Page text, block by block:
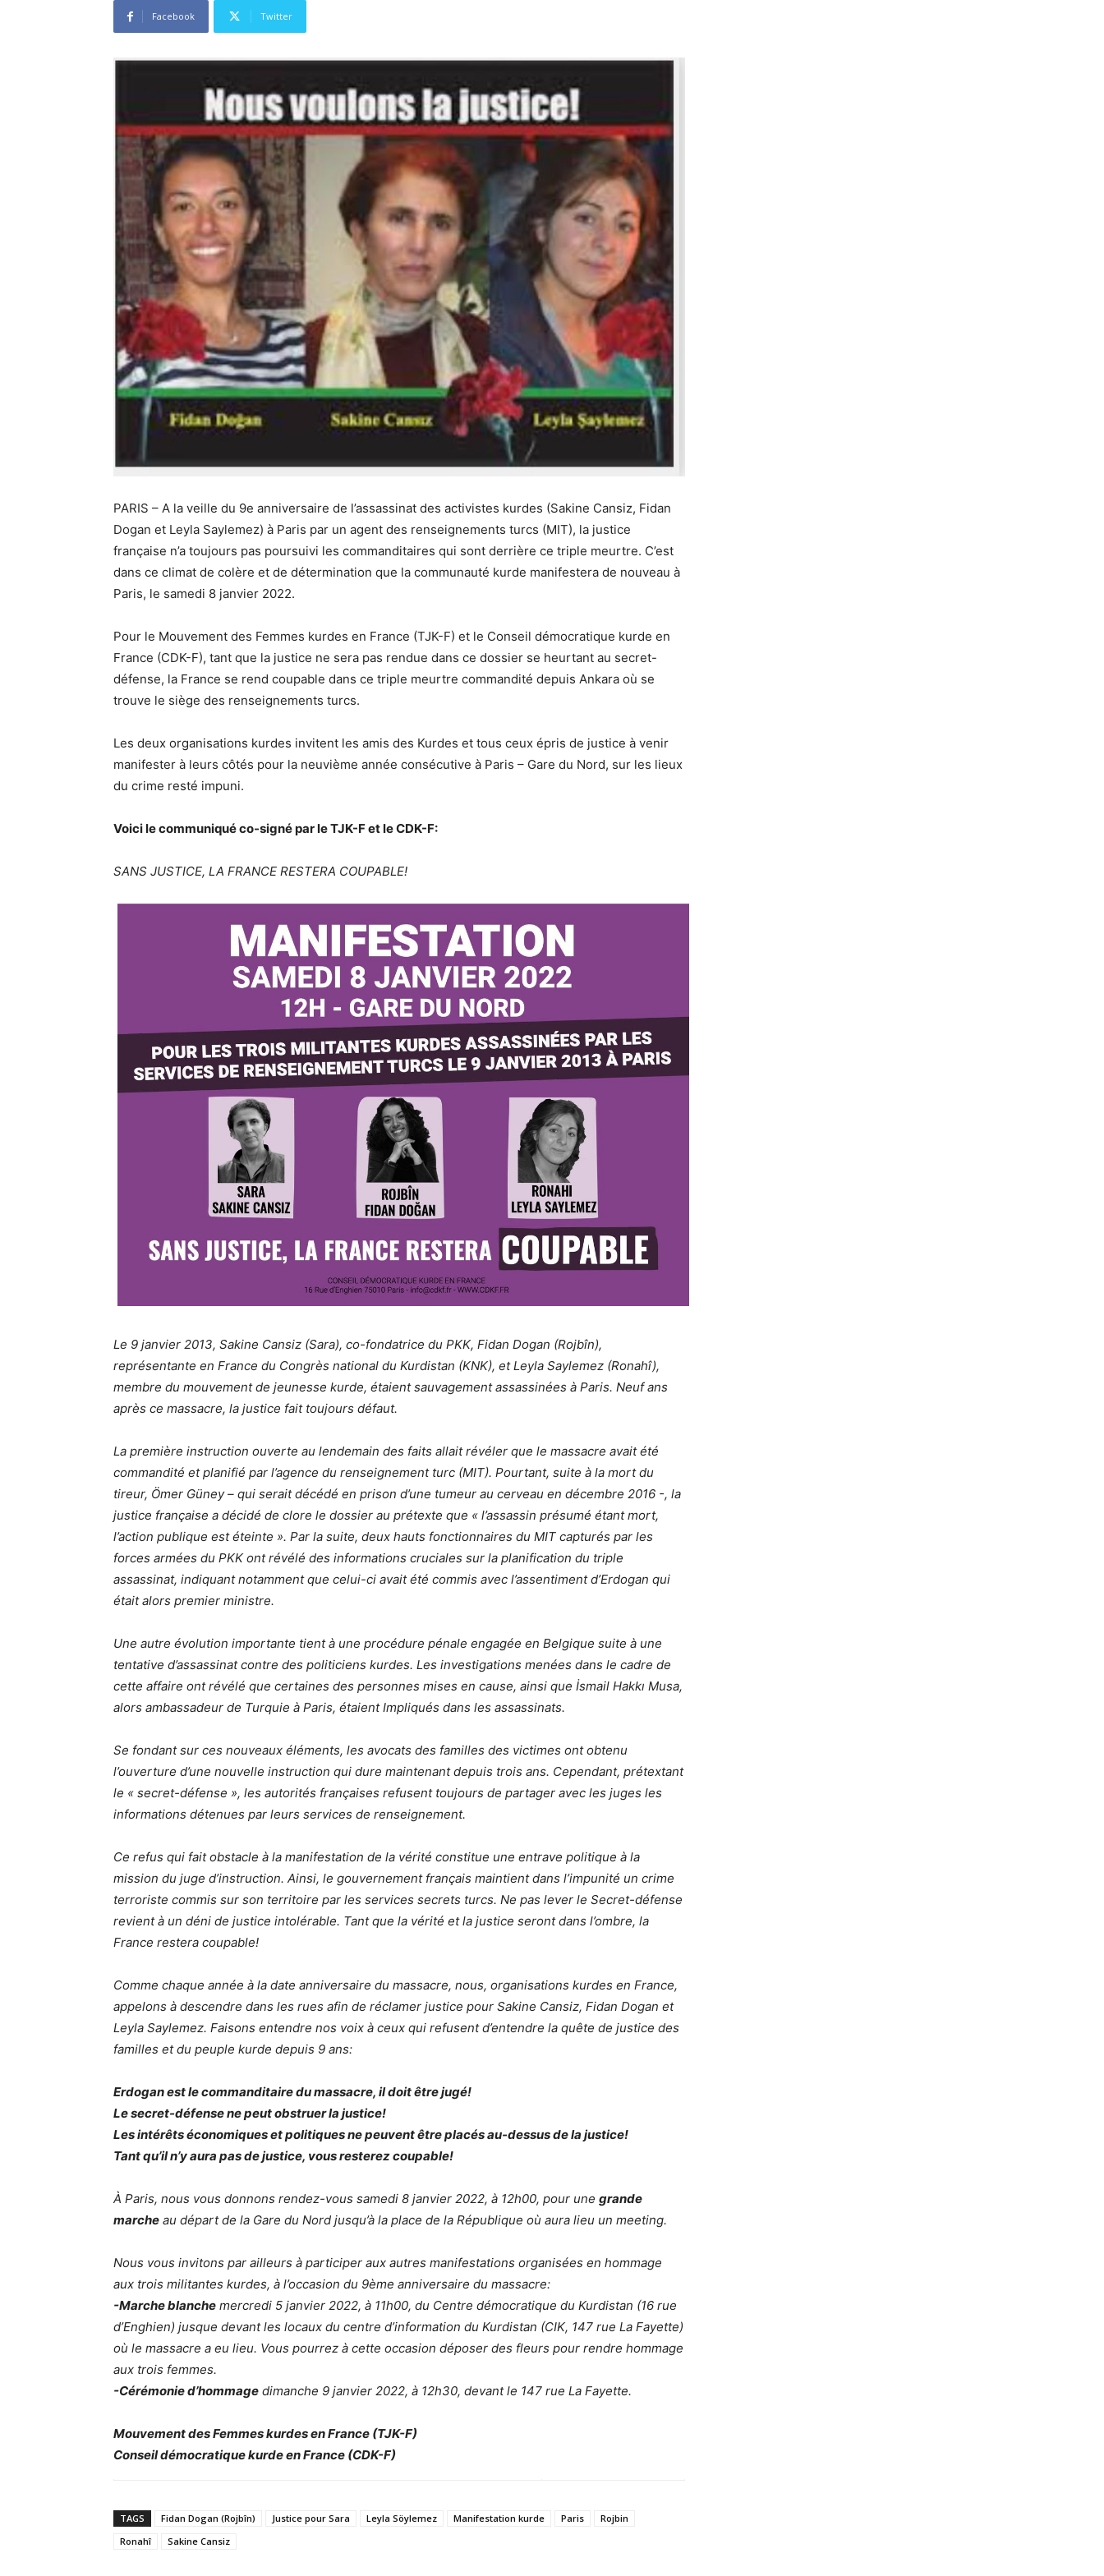
Facebook Twitter
PARIS – A la veille du 9e anniversaire de l’assassinat des activistes kurdes (Sakine Cansiz, Fidan
Dogan et Leyla Saylemez) à Paris par un agent des renseignements turcs (MIT), la justice
française n’a toujours pas poursuivi les commanditaires qui sont derrière ce triple meurtre. C’est
dans ce climat de colère et de détermination que la communauté kurde manifestera de nouveau à
Paris, le samedi 8 janvier 2022.
Pour le Mouvement des Femmes kurdes en France (TJK-F) et le Conseil démocratique kurde en
France (CDK-F), tant que la justice ne sera pas rendue dans ce dossier se heurtant au secret-
défense, la France se rend coupable dans ce triple meurtre commandité depuis Ankara où se
trouve le siège des renseignements turcs.
Les deux organisations kurdes invitent les amis des Kurdes et tous ceux épris de justice à venir
manifester à leurs côtés pour la neuvième année consécutive à Paris – Gare du Nord, sur les lieux
du crime resté impuni.
Voici le communiqué co-signé par le TJK-F et le CDK-F:
SANS JUSTICE, LA FRANCE RESTERA COUPABLE!
Le 9 janvier 2013, Sakine Cansiz (Sara), co-fondatrice du PKK, Fidan Dogan (Rojbîn),
représentante en France du Congrès national du Kurdistan (KNK), et Leyla Saylemez (Ronahî),
membre du mouvement de jeunesse kurde, étaient sauvagement assassinées à Paris. Neuf ans
après ce massacre, la justice fait toujours défaut.
La première instruction ouverte au lendemain des faits allait révéler que le massacre avait été
commandité et planifié par l’agence du renseignement turc (MIT). Pourtant, suite à la mort du
tireur, Ömer Güney – qui serait décédé en prison d’une tumeur au cerveau en décembre 2016 -, la
justice française a décidé de clore le dossier au prétexte que « l’assassin présumé étant mort,
l’action publique est éteinte ». Par la suite, deux hauts fonctionnaires du MIT capturés par les
forces armées du PKK ont révélé des informations cruciales sur la planification du triple
assassinat, indiquant notamment que celui-ci avait été commis avec l’assentiment d’Erdogan qui
était alors premier ministre.
Une autre évolution importante tient à une procédure pénale engagée en Belgique suite à une
tentative d’assassinat contre des politiciens kurdes. Les investigations menées dans le cadre de
cette affaire ont révélé que certaines des personnes mises en cause, ainsi que İsmail Hakkı Musa,
alors ambassadeur de Turquie à Paris, étaient Impliqués dans les assassinats.
Se fondant sur ces nouveaux éléments, les avocats des familles des victimes ont obtenu
l’ouverture d’une nouvelle instruction qui dure maintenant depuis trois ans. Cependant, prétextant
le « secret-défense », les autorités françaises refusent toujours de partager avec les juges les
informations détenues par leurs services de renseignement.
Ce refus qui fait obstacle à la manifestation de la vérité constitue une entrave politique à la
mission du juge d’instruction. Ainsi, le gouvernement français maintient dans l’impunité un crime
terroriste commis sur son territoire par les services secrets turcs. Ne pas lever le Secret-défense
revient à un déni de justice intolérable. Tant que la vérité et la justice seront dans l’ombre, la
France restera coupable!
Comme chaque année à la date anniversaire du massacre, nous, organisations kurdes en France,
appelons à descendre dans les rues afin de réclamer justice pour Sakine Cansiz, Fidan Dogan et
Leyla Saylemez. Faisons entendre nos voix à ceux qui refusent d’entendre la quête de justice des
familles et du peuple kurde depuis 9 ans:
Erdogan est le commanditaire du massacre, il doit être jugé!
Le secret-défense ne peut obstruer la justice!
Les intérêts économiques et politiques ne peuvent être placés au-dessus de la justice!
Tant qu’il n’y aura pas de justice, vous resterez coupable!
À Paris, nous vous donnons rendez-vous samedi 8 janvier 2022, à 12h00, pour une grande
marche au départ de la Gare du Nord jusqu’à la place de la République où aura lieu un meeting.
Nous vous invitons par ailleurs à participer aux autres manifestations organisées en hommage
aux trois militantes kurdes, à l’occasion du 9ème anniversaire du massacre:
-Marche blanche mercredi 5 janvier 2022, à 11h00, du Centre démocratique du Kurdistan (16 rue
d’Enghien) jusque devant les locaux du centre d’information du Kurdistan (CIK, 147 rue La Fayette)
où le massacre a eu lieu. Vous pourrez à cette occasion déposer des fleurs pour rendre hommage
aux trois femmes.
-Cérémonie d’hommage dimanche 9 janvier 2022, à 12h30, devant le 147 rue La Fayette.
Mouvement des Femmes kurdes en France (TJK-F)
Conseil démocratique kurde en France (CDK-F)
TAGS Fidan Dogan (Rojbîn) Justice pour Sara Leyla Söylemez Manifestation kurde Paris
Rojbin
Ronahî
Sakine Cansiz